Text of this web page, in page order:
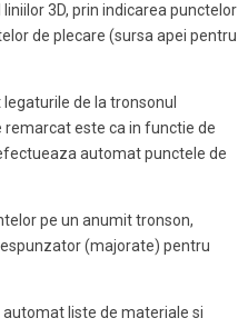
3D, prin indicarea punctelor
de plecare (sursa apei pentru
de la tronsonul
remarcat este ca in functie de
automat punctele de
pe un anumit tronson,
(majorate) pentru
liste de materiale si